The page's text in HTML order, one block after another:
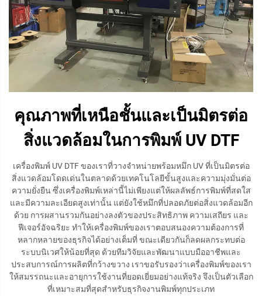
คุณภาพที่เหนือชั้นและเป็นมิตรต่อ
สิ่งแวดล้อมในการพิมพ์ UV DTF
เครื่องพิมพ์ UV DTF ของเราที่วางจำหน่ายพร้อมหมึก UV ที่เป็นมิตรต่อ
สิ่งแวดล้อมโดดเด่นในตลาดด้วยเทคโนโลยีขั้นสูงและความมุ่งมั่นต่อ
ความยั่งยืน ซึ่งเครื่องพิมพ์เหล่านี้ไม่เพียงแต่ให้ผลลัพธ์การพิมพ์ที่สดใส
และมีความละเอียดสูงเท่านั้น แต่ยังใช้หมึกที่ปลอดภัยต่อสิ่งแวดล้อมอีก
ด้วย การผสานรวมกันอย่างลงตัวของประสิทธิภาพ ความเสถียร และ
ฟีเจอร์อัจฉริยะ ทำให้เครื่องพิมพ์ของเราตอบสนองความต้องการที่
หลากหลายของธุรกิจได้อย่างเต็มที่ ขณะเดียวกันก็ลดผลกระทบต่อ
ระบบนิเวศให้น้อยที่สุด ด้วยทีมวิจัยและพัฒนาแบบมืออาชีพและ
ประสบการณ์การผลิตที่กว้างขวาง เราขอรับรองว่าเครื่องพิมพ์ของเรา
ให้สมรรถนะและอายุการใช้งานที่ยอดเยี่ยมอย่างแท้จริง จึงเป็นตัวเลือก
ที่เหมาะสมที่สุดสำหรับธุรกิจงานพิมพ์ทุกประเภท